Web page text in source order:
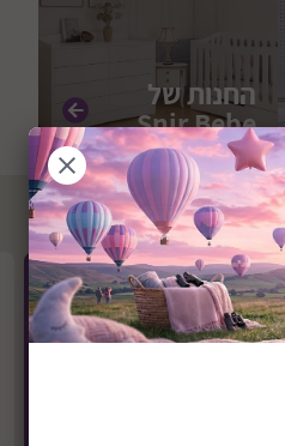
החנות של
Snir Bebe